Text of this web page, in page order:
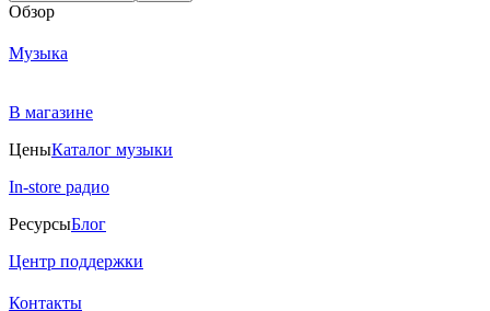
Обзор
Музыка
В магазине
ЦеныКаталог музыки
In-store радио
РесурсыБлог
Центр поддержки
Контакты